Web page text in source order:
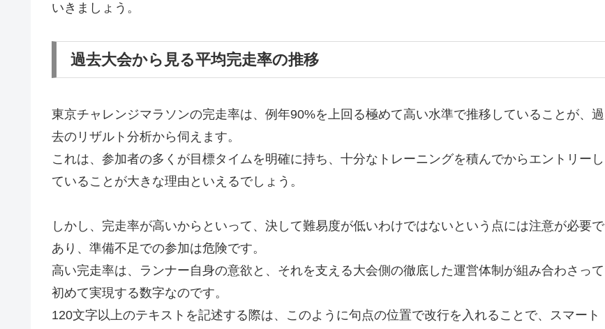
いきましょう。
過去大会から見る平均完走率の推移
東京チャレンジマラソンの完走率は、例年90%を上回る極めて高い水準で推移していることが、過
去のリザルト分析から伺えます。
これは、参加者の多くが目標タイムを明確に持ち、十分なトレーニングを積んでからエントリーし
ていることが大きな理由といえるでしょう。
しかし、完走率が高いからといって、決して難易度が低いわけではないという点には注意が必要で
あり、準備不足での参加は危険です。
高い完走率は、ランナー自身の意欲と、それを支える大会側の徹底した運営体制が組み合わさって
初めて実現する数字なのです。
120文字以上のテキストを記述する際は、このように句点の位置で改行を入れることで、スマート